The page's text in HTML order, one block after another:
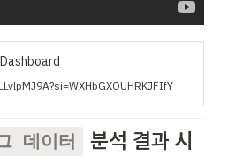
데이터
분석 결과 시